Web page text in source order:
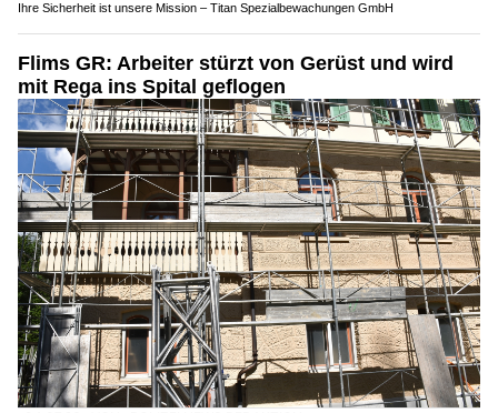
Ihre Sicherheit ist unsere Mission – Titan Spezialbewachungen GmbH
Flims GR: Arbeiter stürzt von Gerüst und wird
mit Rega ins Spital geflogen